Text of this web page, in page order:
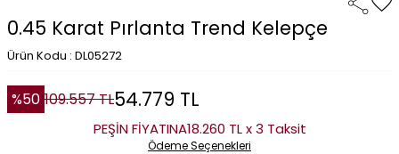
0.45 Karat Pırlanta Trend Kelepçe
Ürün Kodu : DL05272
%50 109.557TL54.779 TL
PEŞİN FİYATINA18.260 TL x 3 Taksit
Ödeme Seçenekleri